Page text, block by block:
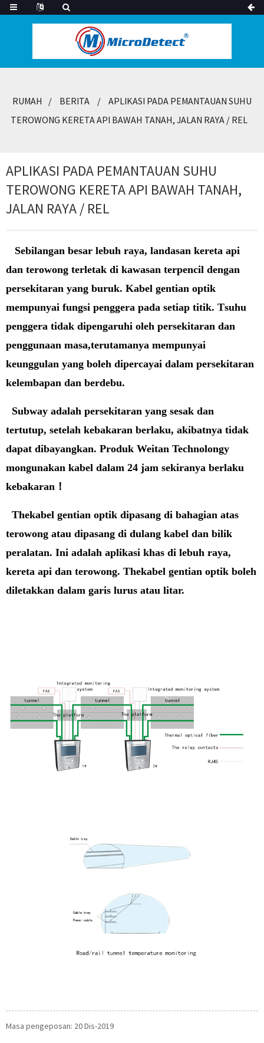
RUMAH BERITA
APLIKASI PADA PEMANTAUAN SUHU
TEROWONG KERETA API BAWAH TANAH, JALAN RAYA / REL
APLIKASI PADA PEMANTAUAN SUHU
TEROWONG KERETA API BAWAH TANAH,
JALAN RAYA / REL
Sebilangan besar lebuh raya, landasan kereta api
dan terowong terletak di kawasan terpencil dengan
persekitaran yang buruk. Kabel gentian optik
mempunyai fungsi penggera pada setiap titik. Tsuhu
penggera tidak dipengaruhi oleh persekitaran dan
penggunaan masa,terutamanya mempunyai
keunggulan yang boleh dipercayai dalam persekitaran
kelembapan dan berdebu.
Subway adalah persekitaran yang sesak dan
tertutup, setelah kebakaran berlaku, akibatnya tidak
dapat dibayangkan. Produk Weitan Technolongy
mongunakan kabel dalam 24 jam sekiranya berlaku
kebakaran ！
Thekabel gentian optik dipasang di bahagian atas
terowong atau dipasang di dulang kabel dan bilik
peralatan. Ini adalah aplikasi khas di lebuh raya,
kereta api dan terowong. Thekabel gentian optik boleh
diletakkan dalam garis lurus atau litar.
Masa pengeposan: 20 Dis-2019